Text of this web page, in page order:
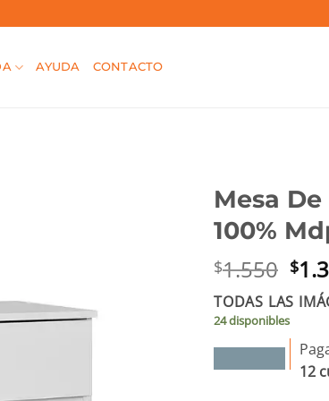
AYUDA CONTACTO
Mesa
100%
$1.550 El
era:
$
TODAS LAS
24 disponibles
12